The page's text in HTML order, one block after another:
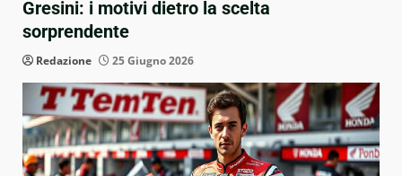
Gresini: i motivi dietro la scelta
sorprendente
Redazione 25 Giugno 2026